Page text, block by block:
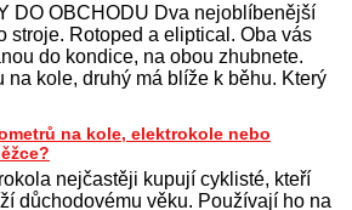
DO OBCHODU Dva nejoblíbenější
stroje. Rotoped a eliptical. Oba vás
do kondice, na obou zhubnete.
na kole, druhý má blíže k běhu. Který
na kole, elektrokole nebo
nejčastěji kupují cyklisté, kteří
důchodovému věku. Používají ho na